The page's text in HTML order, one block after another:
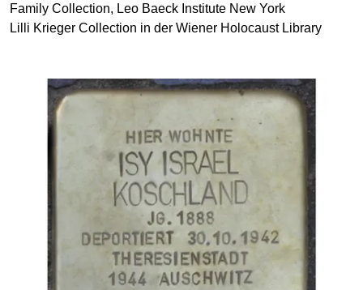
Family Collection, Leo Baeck Institute New York
Lilli Krieger Collection in der Wiener Holocaust Library